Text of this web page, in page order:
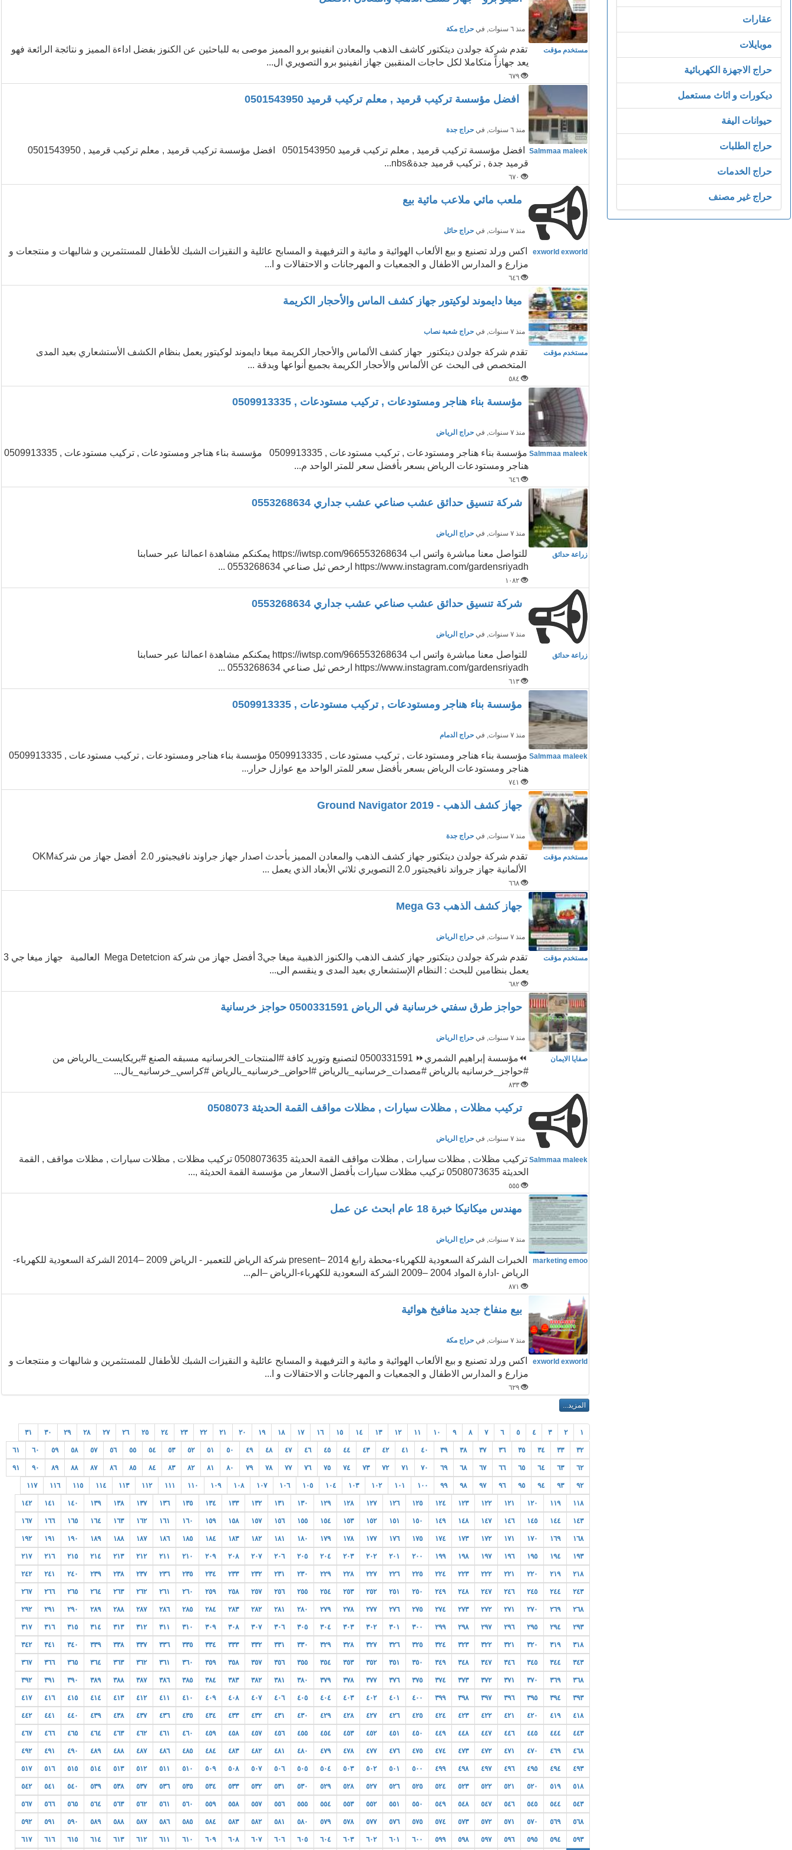
عقارات
موبايلات
حراج الاجهزة الكهربائية
ديكورات و اثاث مستعمل
حيوانات اليفة
حراج الطلبات
حراج الخدمات
حراج غير مصنف
منذ ٦ سنوات , فيحراج مكة
مستخدم مؤقت
تقدم شركة جولدن ديتكتور كاشف الذهب والمعادن انفينيو برو المميز موصى به للباحثين عن الكنوز بفضل اداءة المميز و نتائجة الرائعة فهو
يعد جهازاً متكاملا لكل حاجات المنقبين جهاز انفينيو برو التصويري ال...
٦٧٩
افضل مؤسسة تركيب قرميد , معلم تركيب قرميد 0501543950
منذ ٦ سنوات , فيحراج جدة
Salmmaa maleek
قرميد جدة , تركيب قرميد جدة&nbs...
٦٧٠
ملعب مائي ملاعب مائية بيع
منذ ٧ سنوات , فيحراج حائل
exworld exworld
اكس ورلد تصنيع و بيع الألعاب الهوائية و مائية و الترفيهية و المسابح عائلية و النقيزات الشبك للأطفال للمستثمرين و شاليهات و منتجعات و
مزارع و المدارس الاطفال و الجمعيات و المهرجانات و الاحتفالات و ا...
٦٤٦
ميغا دايموند لوكيتور جهاز كشف الماس والأحجار الكريمة
منذ ٧ سنوات , فيحراج شعبة نصاب
مستخدم مؤقت
تقدم شركة جولدن ديتكتور جهاز كشف الألماس والأحجار الكريمة ميغا دايموند لوكيتور يعمل بنظام الكشف الأستشعاري بعيد المدى
المتخصص فى البحث عن الألماس والأحجار الكريمة بجميع أنواعها وبدقة ...
٥٨٤
مؤسسة بناء هناجر ومستودعات , تركيب مستودعات , 0509913335
منذ ٧ سنوات , فيحراج الرياض
Salmmaa maleek
مؤسسة بناء هناجر ومستودعات , تركيب مستودعات , 0509913335 مؤسسة بناء هناجر ومستودعات , تركيب مستودعات , 0509913335
هناجر ومستودعات الرياض بسعر بأفضل سعر للمتر الواحد م...
٦٤٦
شركة تنسيق حدائق عشب صناعي عشب جداري 0553268634
منذ ٧ سنوات , فيحراج الرياض
زراعة حدائق
للتواصل معنا مباشرة واتس اب https://iwtsp.com/966553268634 يمكنكم مشاهدة اعمالنا عبر حسابنا
https://www.instagram.com/gardensriyadh ارخص ثيل صناعي 0553268634 ...
١٠٨٢
شركة تنسيق حدائق عشب صناعي عشب جداري 0553268634
منذ ٧ سنوات , فيحراج الرياض
زراعة حدائق
للتواصل معنا مباشرة واتس اب https://iwtsp.com/966553268634 يمكنكم مشاهدة اعمالنا عبر حسابنا
https://www.instagram.com/gardensriyadh ارخص ثيل صناعي 0553268634 ...
٦١٣
مؤسسة بناء هناجر ومستودعات , تركيب مستودعات , 0509913335
منذ ٧ سنوات , فيحراج الدمام
Salmmaa maleek
مؤسسة بناء هناجر ومستودعات , تركيب مستودعات , 0509913335 مؤسسة بناء هناجر ومستودعات , تركيب مستودعات , 0509913335
هناجر ومستودعات الرياض بسعر بأفضل سعر للمتر الواحد مع عوازل حرار...
٧٤١
جهاز كشف الذهب - Ground Navigator 2019
منذ ٧ سنوات , فيحراج جدة
مستخدم مؤقت
تقدم شركة جولدن ديتكتور جهاز كشف الذهب والمعادن المميز بأحدث اصدار جهاز جراوند نافيجيتور 2.0 أفضل جهاز من شركةOKM
الألمانية جهاز جرواند نافيجيتور 2.0 التصويري ثلاثي الأبعاد الذي يعمل ...
٦٦٨
جهاز كشف الذهب Mega G3
منذ ٧ سنوات , فيحراج الرياض
مستخدم مؤقت
تقدم شركة جولدن ديتكتور جهاز كشف الذهب والكنوز الذهبية ميغا جي3 أفضل جهاز من شركة Mega Detetcion العالمية جهاز ميغا جي 3
يعمل بنظامين للبحث : النظام الإستشعاري بعيد المدى و ينقسم الى...
٦٨٢
حواجز طرق سفتي خرسانية في الرياض 0500331591 حواجز خرسانية
منذ ٧ سنوات , فيحراج الرياض
صفايا الايمان
⏪مؤسسة إبراهيم الشمري⏩ 0500331591 لتصنيع وتوريد كافة #المنتجات_الخرسانيه مسبقه الصنع #بريكايست_بالرياض من
#حواجز_خرسانيه بالرياض #مصدات_خرسانيه_بالرياض #احواض_خرسانيه_بالرياض #كراسي_خرسانيه_بال...
٨٣٣
تركيب مظلات , مظلات سيارات , مظلات مواقف القمة الحديثة 0508073
منذ ٧ سنوات , فيحراج الرياض
Salmmaa maleek
تركيب مظلات , مظلات سيارات , مظلات مواقف القمة الحديثة 0508073635 تركيب مظلات , مظلات سيارات , مظلات مواقف , القمة
الحديثة 0508073635 تركيب مظلات سيارات بأفضل الاسعار من مؤسسة القمة الحديثة ,...
٥٥٥
مهندس ميكانيكا خبرة 18 عام ابحث عن عمل
منذ ٧ سنوات , فيحراج الرياض
marketing emoo
الخبرات الشركة السعودية للكهرباء-محطة رابغ 2014 –present شركة الرياض للتعمير - الرياض 2009 –2014 الشركة السعودية للكهرباء-
الرياض -ادارة المواد 2004 –2009 الشركة السعودية للكهرباء-الرياض –الم...
٨٧١
بيع منفاخ جديد منافيخ هوائية
منذ ٧ سنوات , فيحراج مكة
exworld exworld
اكس ورلد تصنيع و بيع الألعاب الهوائية و مائية و الترفيهية و المسابح عائلية و النقيزات الشبك للأطفال للمستثمرين و شاليهات و منتجعات و
مزارع و المدارس الاطفال و الجمعيات و المهرجانات و الاحتفالات و ا...
٦٢٩
١ ٢ ٣ ٤ ٥ ٦ ٧ ٨ ٩ ١٠ ١١ ١٢ ١٣ ١٤ ١٥ ١٦ ١٧ ١٨ ١٩ ٢٠ ٢١ ٢٢ ٢٣ ٢٤ ٢٥ ٢٦ ٢٧ ٢٨ ٢٩ ٣٠ ٣١
٣٢ ٣٣ ٣٤ ٣٥ ٣٦ ٣٧ ٣٨ ٣٩ ٤٠ ٤١ ٤٢ ٤٣ ٤٤ ٤٥ ٤٦ ٤٧ ٤٨ ٤٩ ٥٠ ٥١ ٥٢ ٥٣ ٥٤ ٥٥ ٥٦ ٥٧ ٥٨ ٥٩ ٦٠ ٦١
٦٢ ٦٣ ٦٤ ٦٥ ٦٦ ٦٧ ٦٨ ٦٩ ٧٠ ٧١ ٧٢ ٧٣ ٧٤ ٧٥ ٧٦ ٧٧ ٧٨ ٧٩ ٨٠ ٨١ ٨٢ ٨٣ ٨٤ ٨٥ ٨٦ ٨٧ ٨٨ ٨٩ ٩٠ ٩١
٩٢ ٩٣ ٩٤ ٩٥ ٩٦ ٩٧ ٩٨ ٩٩ ١٠٠ ١٠١ ١٠٢ ١٠٣ ١٠٤ ١٠٥ ١٠٦ ١٠٧ ١٠٨ ١٠٩ ١١٠ ١١١ ١١٢ ١١٣ ١١٤ ١١٥ ١١٦ ١١٧
١١٨ ١١٩ ١٢٠ ١٢١ ١٢٢ ١٢٣ ١٢٤ ١٢٥ ١٢٦ ١٢٧ ١٢٨ ١٢٩ ١٣٠ ١٣١ ١٣٢ ١٣٣ ١٣٤ ١٣٥ ١٣٦ ١٣٧ ١٣٨ ١٣٩ ١٤٠ ١٤١ ١٤٢
١٤٣ ١٤٤ ١٤٥ ١٤٦ ١٤٧ ١٤٨ ١٤٩ ١٥٠ ١٥١ ١٥٢ ١٥٣ ١٥٤ ١٥٥ ١٥٦ ١٥٧ ١٥٨ ١٥٩ ١٦٠ ١٦١ ١٦٢ ١٦٣ ١٦٤ ١٦٥ ١٦٦ ١٦٧
١٦٨ ١٦٩ ١٧٠ ١٧١ ١٧٢ ١٧٣ ١٧٤ ١٧٥ ١٧٦ ١٧٧ ١٧٨ ١٧٩ ١٨٠ ١٨١ ١٨٢ ١٨٣ ١٨٤ ١٨٥ ١٨٦ ١٨٧ ١٨٨ ١٨٩ ١٩٠ ١٩١ ١٩٢
١٩٣ ١٩٤ ١٩٥ ١٩٦ ١٩٧ ١٩٨ ١٩٩ ٢٠٠ ٢٠١ ٢٠٢ ٢٠٣ ٢٠٤ ٢٠٥ ٢٠٦ ٢٠٧ ٢٠٨ ٢٠٩ ٢١٠ ٢١١ ٢١٢ ٢١٣ ٢١٤ ٢١٥ ٢١٦ ٢١٧
٢١٨ ٢١٩ ٢٢٠ ٢٢١ ٢٢٢ ٢٢٣ ٢٢٤ ٢٢٥ ٢٢٦ ٢٢٧ ٢٢٨ ٢٢٩ ٢٣٠ ٢٣١ ٢٣٢ ٢٣٣ ٢٣٤ ٢٣٥ ٢٣٦ ٢٣٧ ٢٣٨ ٢٣٩ ٢٤٠ ٢٤١ ٢٤٢
٢٤٣ ٢٤٤ ٢٤٥ ٢٤٦ ٢٤٧ ٢٤٨ ٢٤٩ ٢٥٠ ٢٥١ ٢٥٢ ٢٥٣ ٢٥٤ ٢٥٥ ٢٥٦ ٢٥٧ ٢٥٨ ٢٥٩ ٢٦٠ ٢٦١ ٢٦٢ ٢٦٣ ٢٦٤ ٢٦٥ ٢٦٦ ٢٦٧
٢٦٨ ٢٦٩ ٢٧٠ ٢٧١ ٢٧٢ ٢٧٣ ٢٧٤ ٢٧٥ ٢٧٦ ٢٧٧ ٢٧٨ ٢٧٩ ٢٨٠ ٢٨١ ٢٨٢ ٢٨٣ ٢٨٤ ٢٨٥ ٢٨٦ ٢٨٧ ٢٨٨ ٢٨٩ ٢٩٠ ٢٩١ ٢٩٢
٢٩٣ ٢٩٤ ٢٩٥ ٢٩٦ ٢٩٧ ٢٩٨ ٢٩٩ ٣٠٠ ٣٠١ ٣٠٢ ٣٠٣ ٣٠٤ ٣٠٥ ٣٠٦ ٣٠٧ ٣٠٨ ٣٠٩ ٣١٠ ٣١١ ٣١٢ ٣١٣ ٣١٤ ٣١٥ ٣١٦ ٣١٧
٣١٨ ٣١٩ ٣٢٠ ٣٢١ ٣٢٢ ٣٢٣ ٣٢٤ ٣٢٥ ٣٢٦ ٣٢٧ ٣٢٨ ٣٢٩ ٣٣٠ ٣٣١ ٣٣٢ ٣٣٣ ٣٣٤ ٣٣٥ ٣٣٦ ٣٣٧ ٣٣٨ ٣٣٩ ٣٤٠ ٣٤١ ٣٤٢
٣٤٣ ٣٤٤ ٣٤٥ ٣٤٦ ٣٤٧ ٣٤٨ ٣٤٩ ٣٥٠ ٣٥١ ٣٥٢ ٣٥٣ ٣٥٤ ٣٥٥ ٣٥٦ ٣٥٧ ٣٥٨ ٣٥٩ ٣٦٠ ٣٦١ ٣٦٢ ٣٦٣ ٣٦٤ ٣٦٥ ٣٦٦ ٣٦٧
٣٦٨ ٣٦٩ ٣٧٠ ٣٧١ ٣٧٢ ٣٧٣ ٣٧٤ ٣٧٥ ٣٧٦ ٣٧٧ ٣٧٨ ٣٧٩ ٣٨٠ ٣٨١ ٣٨٢ ٣٨٣ ٣٨٤ ٣٨٥ ٣٨٦ ٣٨٧ ٣٨٨ ٣٨٩ ٣٩٠ ٣٩١ ٣٩٢
٣٩٣ ٣٩٤ ٣٩٥ ٣٩٦ ٣٩٧ ٣٩٨ ٣٩٩ ٤٠٠ ٤٠١ ٤٠٢ ٤٠٣ ٤٠٤ ٤٠٥ ٤٠٦ ٤٠٧ ٤٠٨ ٤٠٩ ٤١٠ ٤١١ ٤١٢ ٤١٣ ٤١٤ ٤١٥ ٤١٦ ٤١٧
٤١٨ ٤١٩ ٤٢٠ ٤٢١ ٤٢٢ ٤٢٣ ٤٢٤ ٤٢٥ ٤٢٦ ٤٢٧ ٤٢٨ ٤٢٩ ٤٣٠ ٤٣١ ٤٣٢ ٤٣٣ ٤٣٤ ٤٣٥ ٤٣٦ ٤٣٧ ٤٣٨ ٤٣٩ ٤٤٠ ٤٤١ ٤٤٢
٤٤٣ ٤٤٤ ٤٤٥ ٤٤٦ ٤٤٧ ٤٤٨ ٤٤٩ ٤٥٠ ٤٥١ ٤٥٢ ٤٥٣ ٤٥٤ ٤٥٥ ٤٥٦ ٤٥٧ ٤٥٨ ٤٥٩ ٤٦٠ ٤٦١ ٤٦٢ ٤٦٣ ٤٦٤ ٤٦٥ ٤٦٦ ٤٦٧
٤٦٨ ٤٦٩ ٤٧٠ ٤٧١ ٤٧٢ ٤٧٣ ٤٧٤ ٤٧٥ ٤٧٦ ٤٧٧ ٤٧٨ ٤٧٩ ٤٨٠ ٤٨١ ٤٨٢ ٤٨٣ ٤٨٤ ٤٨٥ ٤٨٦ ٤٨٧ ٤٨٨ ٤٨٩ ٤٩٠ ٤٩١ ٤٩٢
٤٩٣ ٤٩٤ ٤٩٥ ٤٩٦ ٤٩٧ ٤٩٨ ٤٩٩ ٥٠٠ ٥٠١ ٥٠٢ ٥٠٣ ٥٠٤ ٥٠٥ ٥٠٦ ٥٠٧ ٥٠٨ ٥٠٩ ٥١٠ ٥١١ ٥١٢ ٥١٣ ٥١٤ ٥١٥ ٥١٦ ٥١٧
٥١٨ ٥١٩ ٥٢٠ ٥٢١ ٥٢٢ ٥٢٣ ٥٢٤ ٥٢٥ ٥٢٦ ٥٢٧ ٥٢٨ ٥٢٩ ٥٣٠ ٥٣١ ٥٣٢ ٥٣٣ ٥٣٤ ٥٣٥ ٥٣٦ ٥٣٧ ٥٣٨ ٥٣٩ ٥٤٠ ٥٤١ ٥٤٢
٥٤٣ ٥٤٤ ٥٤٥ ٥٤٦ ٥٤٧ ٥٤٨ ٥٤٩ ٥٥٠ ٥٥١ ٥٥٢ ٥٥٣ ٥٥٤ ٥٥٥ ٥٥٦ ٥٥٧ ٥٥٨ ٥٥٩ ٥٦٠ ٥٦١ ٥٦٢ ٥٦٣ ٥٦٤ ٥٦٥ ٥٦٦ ٥٦٧
٥٦٨ ٥٦٩ ٥٧٠ ٥٧١ ٥٧٢ ٥٧٣ ٥٧٤ ٥٧٥ ٥٧٦ ٥٧٧ ٥٧٨ ٥٧٩ ٥٨٠ ٥٨١ ٥٨٢ ٥٨٣ ٥٨٤ ٥٨٥ ٥٨٦ ٥٨٧ ٥٨٨ ٥٨٩ ٥٩٠ ٥٩١ ٥٩٢
٥٩٣ ٥٩٤ ٥٩٥ ٥٩٦ ٥٩٧ ٥٩٨ ٥٩٩ ٦٠٠ ٦٠١ ٦٠٢ ٦٠٣ ٦٠٤ ٦٠٥ ٦٠٦ ٦٠٧ ٦٠٨ ٦٠٩ ٦١٠ ٦١١ ٦١٢ ٦١٣ ٦١٤ ٦١٥ ٦١٦ ٦١٧